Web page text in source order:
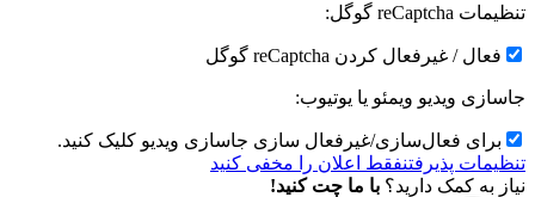
تنظیمات reCaptcha گوگل:
فعال / غیرفعال کردن reCaptcha گوگل
جاسازی ویدیو ویمئو یا یوتیوب:
برای فعال‌سازی/غیرفعال سازی جاسازی ویدیو کلیک کنید.
تنظیمات پذیرفتنفقط اعلان را مخفی کنید
نیاز به کمک دارید؟ با ما چت کنید!